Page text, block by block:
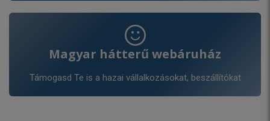
Magyar hátterű webáruház
Támogasd Te is a hazai vállalkozásokat, beszállítókat